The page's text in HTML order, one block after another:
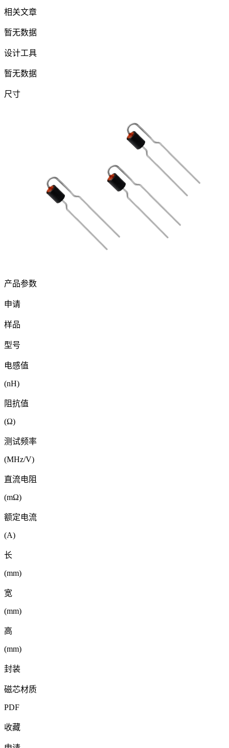
相关文章
暂无数据
设计工具
暂无数据
尺寸
产品参数
申请
样品
型号
电感值
(nH)
阻抗值
(Ω)
测试频率
(MHz/V)
直流电阻
(mΩ)
额定电流
(A)
长
(mm)
宽
(mm)
高
(mm)
封装
磁芯材质
PDF
收藏